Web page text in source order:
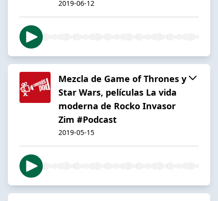
2019-06-12
Mezcla de Game of Thrones y
Star Wars, películas La vida
moderna de Rocko Invasor
Zim #Podcast
2019-05-15